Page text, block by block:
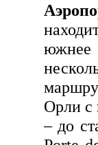
южнее
Орли с
– до